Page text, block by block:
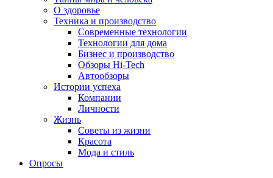
О здоровье
Техника и производство
Современные технологии
Технологии для дома
Бизнес и производство
Обзоры Hi-Tech
Автообзоры
Истории успеха
Компании
Личности
Жизнь
Советы из жизни
Красота
Мода и стиль
Опросы